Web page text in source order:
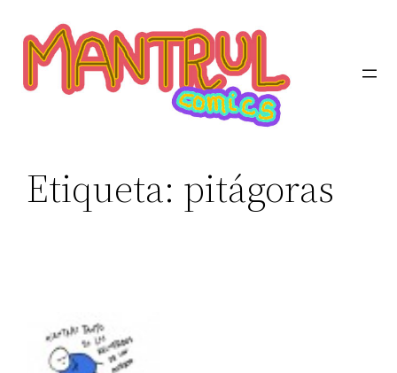
Etiqueta: pitágoras